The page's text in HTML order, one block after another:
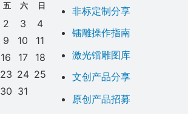
五 六 日
2 3
4
9 10
11
16 17
18
23 24 25
30 31
非标定制分享
镭雕操作指南
激光镭雕图库
文创产品分享
原创产品招募